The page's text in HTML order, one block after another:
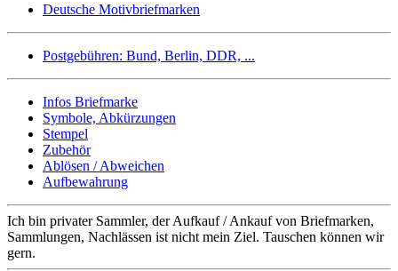
Deutsche Motivbriefmarken
Postgebühren: Bund, Berlin, DDR, ...
Infos Briefmarke
Symbole, Abkürzungen
Stempel
Zubehör
Ablösen / Abweichen
Aufbewahrung
Ich bin privater Sammler, der Aufkauf / Ankauf von Briefmarken,
Sammlungen, Nachlässen ist nicht mein Ziel. Tauschen können wir
gern.